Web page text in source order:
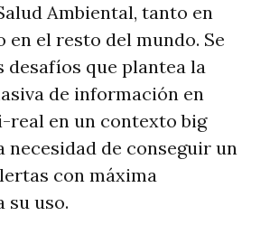
Ambiental, tanto en
en el resto del mundo. Se
desafíos que plantea la
de información en
real en un contexto big
necesidad de conseguir un
con máxima
su uso.